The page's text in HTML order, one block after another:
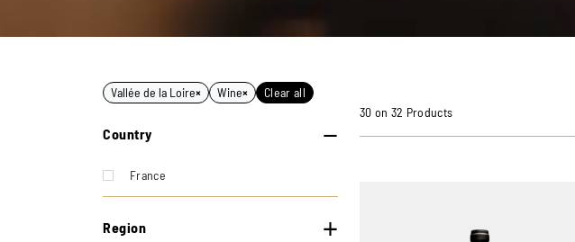
Vallée de la Loire× Wine× Clear all
Country
France
Region
30 on 32 Products